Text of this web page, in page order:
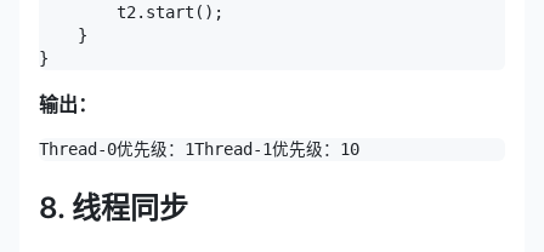
        t2.start();
    }
}
输出：
Thread-0优先级：1Thread-1优先级：10
8. 线程同步